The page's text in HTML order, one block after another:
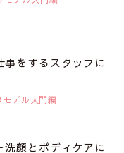
をするスタッフに
モデル入門編
顔とボディケアに